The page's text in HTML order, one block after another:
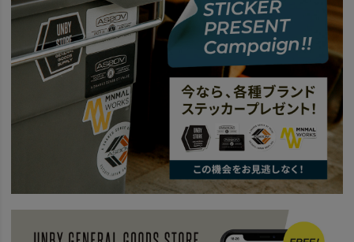
news WP 再入荷
news AS2OV WATERPROOFシリーズ再入荷
news WATER PROOF シリーズ人気のひみつ
news WATER PROOFシリーズ3選
WATER PROOF CORDURA HABITシリーズ
HABITシリーズで運ぶ、荷物の形。
SPECIAL UNBY TRAVEL STYLE